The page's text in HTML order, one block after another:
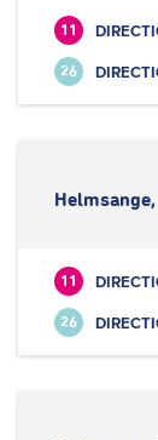
11
26
11
26